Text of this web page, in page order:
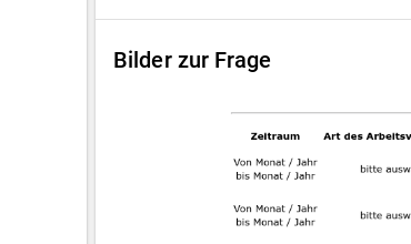
Bilder zur Frage